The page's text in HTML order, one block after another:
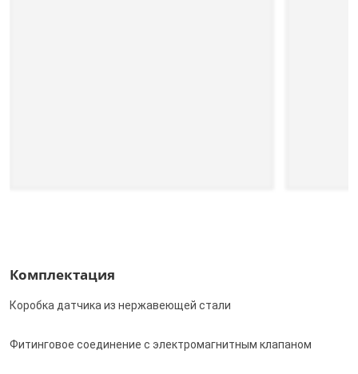
Комплектация
Коробка датчика из нержавеющей стали
Фитинговое соединение с электромагнитным клапаном